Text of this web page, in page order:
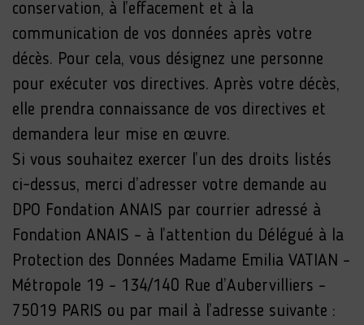
conservation, à l’effacement et à la
communication de vos données après votre
décès. Pour cela, vous désignez une personne
pour exécuter vos directives. Après votre décès,
elle prendra connaissance de vos directives et
demandera leur mise en œuvre.
Si vous souhaitez exercer l’un des droits listés
ci-dessus, merci d’adresser votre demande au
DPO Fondation ANAIS par courrier adressé à
Fondation ANAIS – à l’attention du Délégué à la
Protection des Données Madame Emilia VATIAN –
Métropole 19 – 134/140 Rue d’Aubervilliers –
75019 PARIS ou par mail à l’adresse suivante :